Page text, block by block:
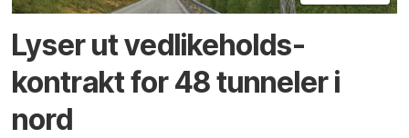
Lyser ut vedlikeholds­
kontrakt for 48 tunneler i
nord